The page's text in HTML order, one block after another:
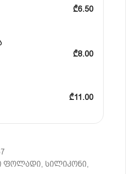
₾6.50
₾8.00
₾11.00
ფოლადი, სილიკონი,